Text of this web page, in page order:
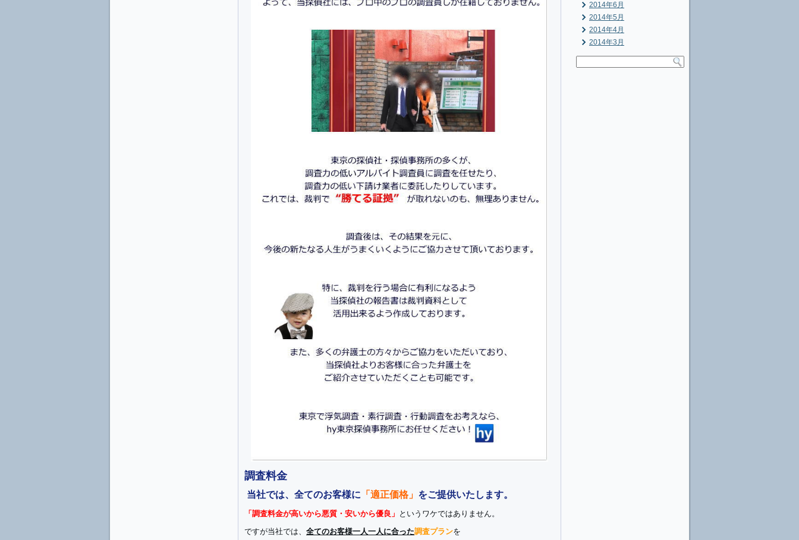
調査料金
当社では、全てのお客様に 「適正価格」 をご提供いたします。
「調査料金が高いから悪質・安いから優良」 というワケではありません。
ですが当社では、 全てのお客様一人一人に合った調査プランを
2014年6月
2014年5月
2014年4月
2014年3月